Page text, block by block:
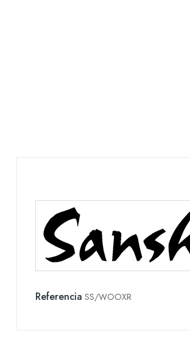
Referencia SS/WOOXR